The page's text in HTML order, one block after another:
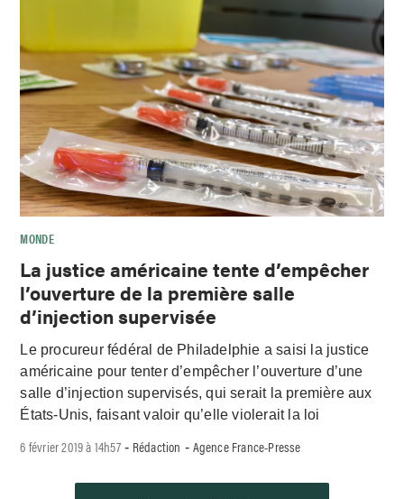
MONDE
La justice américaine tente d’empêcher
l’ouverture de la première salle
d’injection supervisée
Le procureur fédéral de Philadelphie a saisi la justice
américaine pour tenter d’empêcher l’ouverture d’une
salle d’injection supervisés, qui serait la première aux
États-Unis, faisant valoir qu’elle violerait la loi
6 février 2019 à 14h57- Rédaction - Agence France-Presse